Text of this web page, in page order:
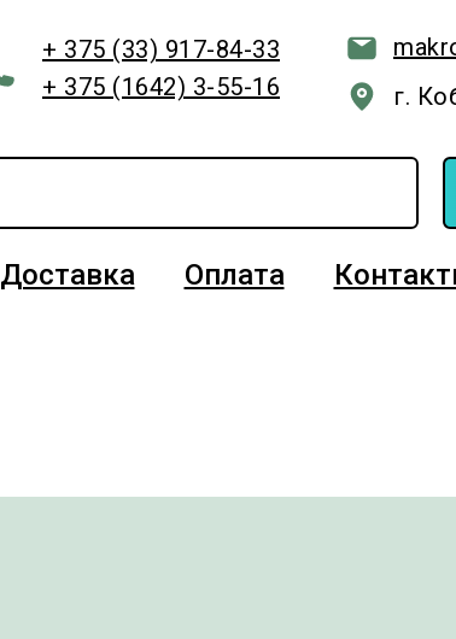
+ 375 (33) 917-84-33
г.
+ 375 (1642) 3-55-16
Доставка Оплата